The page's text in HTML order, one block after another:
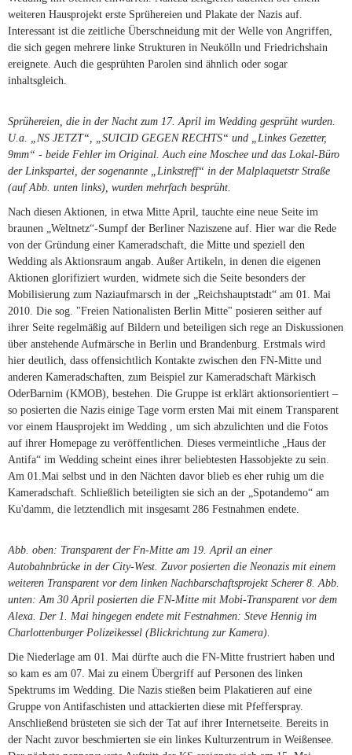
weiteren Hausprojekt erste Sprühereien und Plakate der Nazis auf.
Interessant ist die zeitliche Überschneidung mit der Welle von Angriffen,
die sich gegen mehrere linke Strukturen in Neukölln und Friedrichshain
ereignete. Auch die gesprühten Parolen sind ähnlich oder sogar
inhaltsgleich.
Sprühereien, die in der Nacht zum 17. April im Wedding gesprüht wurden.
U.a. „NS JETZT“, „SUICID GEGEN RECHTS“ und „Linkes Gezetter,
9mm“ - beide Fehler im Original. Auch eine Moschee und das Lokal-Büro
der Linkspartei, der sogenannte „Linkstreff“ in der Malplaquetstr Straße
(auf Abb. unten links), wurden mehrfach besprüht.
Nach diesen Aktionen, in etwa Mitte April, tauchte eine neue Seite im
braunen „Weltnetz“-Sumpf der Berliner Naziszene auf. Hier war die Rede
von der Gründung einer Kameradschaft, die Mitte und speziell den
Wedding als Aktionsraum angab. Außer Artikeln, in denen die eigenen
Aktionen glorifiziert wurden, widmete sich die Seite besonders der
Mobilisierung zum Naziaufmarsch in der „Reichshauptstadt“ am 01. Mai
2010. Die sog. "Freien Nationalisten Berlin Mitte" posieren seither auf
ihrer Seite regelmäßig auf Bildern und beteiligen sich rege an Diskussionen
über anstehende Aufmärsche in Berlin und Brandenburg. Erstmals wird
hier deutlich, dass offensichtlich Kontakte zwischen den FN-Mitte und
anderen Kameradschaften, zum Beispiel zur Kameradschaft Märkisch
OderBarnim (KMOB), bestehen. Die Gruppe ist erklärt aktionsorientiert –
so posierten die Nazis einige Tage vorm ersten Mai mit einem Transparent
vor einem Hausprojekt im Wedding , um sich abzulichten und die Fotos
auf ihrer Homepage zu veröffentlichen. Dieses vermeintliche „Haus der
Antifa“ im Wedding scheint eines ihrer beliebtesten Hassobjekte zu sein.
Am 01.Mai selbst und in den Nächten davor blieb es eher ruhig um die
Kameradschaft. Schließlich beteiligten sie sich an der „Spotandemo“ am
Ku'damm, die letztendlich mit insgesamt 286 Festnahmen endete.
Abb. oben: Transparent der Fn-Mitte am 19. April an einer
Autobahnbrücke in der City-West. Zuvor posierten die Neonazis mit einem
weiteren Transparent vor dem linken Nachbarschaftsprojekt Scherer 8. Abb.
unten: Am 30 April posierten die FN-Mitte mit Mobi-Transparent vor dem
Alexa. Der 1. Mai hingegen endete mit Festnahmen: Steve Hennig im
Charlottenburger Polizeikessel (Blickrichtung zur Kamera).
Die Niederlage am 01. Mai dürfte auch die FN-Mitte frustriert haben und
so kam es am 07. Mai zu einem Übergriff auf Personen des linken
Spektrums im Wedding. Die Nazis stießen beim Plakatieren auf eine
Gruppe von Antifaschisten und attackierten diese mit Pfefferspray.
Anschließend brüsteten sie sich der Tat auf ihrer Internetseite. Bereits in
der Nacht zuvor beschmierten sie ein linkes Kulturzentrum in Weißensee.